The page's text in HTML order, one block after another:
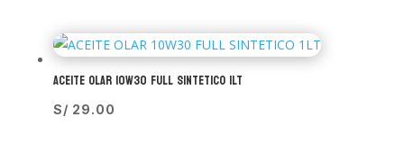
ACEITE OLAR 10W30 FULL SINTETICO 1LT
S/ 29.00